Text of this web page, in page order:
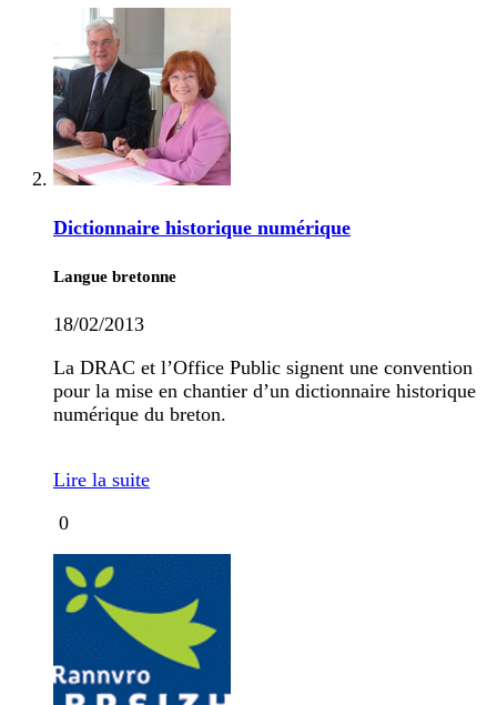
Dictionnaire historique numérique
Langue bretonne
18/02/2013
La DRAC et l’Office Public signent une convention
pour la mise en chantier d’un dictionnaire historique
numérique du breton.
Lire la suite
0